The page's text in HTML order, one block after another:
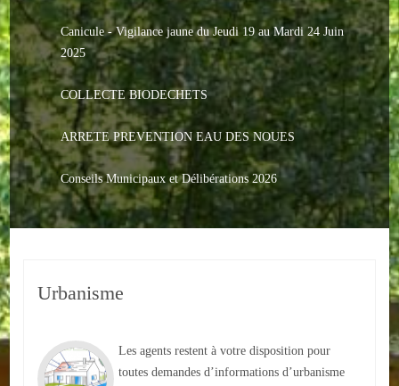
Galeries photos
INDISPENSABLES
Nouveaux arrivants
Le PACS
Voter
Bientôt 16 ans
Urbanisme
Santé
Canicule - Vigilance jaune du Jeudi 19 au Mardi 24 Juin
2025
COLLECTE BIODECHETS
ARRETE PREVENTION EAU DES NOUES
Conseils Municipaux et Délibérations 2026
Urbanisme
Les agents restent à votre disposition pour
toutes demandes d’informations d’urbanisme